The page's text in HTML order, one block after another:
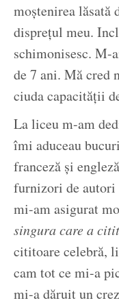
moștenirea lăsată
disprețul meu.
schimonisesc. M-
de 7 ani. Mă cred
ciuda capacității
La liceu m-am
îmi aduceau
franceză și
furnizori de
mi-am asigurat
singura care a
cititoare celebră,
cam tot ce mi-a
mi-a dăruit un